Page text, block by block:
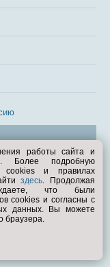
работы сайта и
Более подробную
cookies и правилах
здесь. Продолжая
что были
cookies и согласны с
данных. Вы можете
браузера.